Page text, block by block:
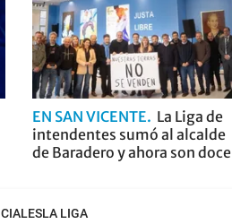
EN SAN VICENTE
La Liga de
intendentes sumó al alcalde
de Baradero y ahora son doce
LA LIGA